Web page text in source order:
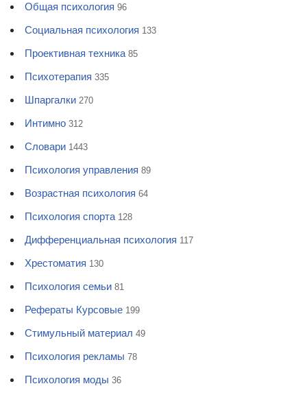
Общая психология 96
Социальная психология 133
Проективная техника 85
Психотерапия 335
Шпаргалки 270
Интимно 312
Словари 1443
Психология управления 89
Возрастная психология 64
Психология спорта 128
Дифференциальная психология 117
Хрестоматия 130
Психология семьи 81
Рефераты Курсовые 199
Стимульный материал 49
Психология рекламы 78
Психология моды 36